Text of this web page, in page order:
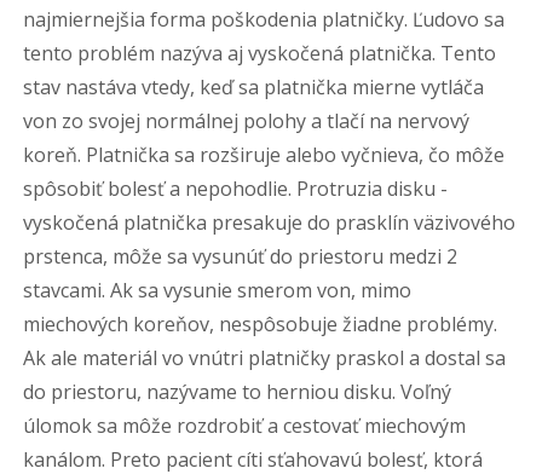
najmiernejšia forma poškodenia platničky. Ľudovo sa
tento problém nazýva aj vyskočená platnička. Tento
stav nastáva vtedy, keď sa platnička mierne vytláča
von zo svojej normálnej polohy a tlačí na nervový
koreň. Platnička sa rozširuje alebo vyčnieva, čo môže
spôsobiť bolesť a nepohodlie. Protruzia disku -
vyskočená platnička presakuje do prasklín väzivového
prstenca, môže sa vysunúť do priestoru medzi 2
stavcami. Ak sa vysunie smerom von, mimo
miechových koreňov, nespôsobuje žiadne problémy.
Ak ale materiál vo vnútri platničky praskol a dostal sa
do priestoru, nazývame to herniou disku. Voľný
úlomok sa môže rozdrobiť a cestovať miechovým
kanálom. Preto pacient cíti sťahovavú bolesť, ktorá